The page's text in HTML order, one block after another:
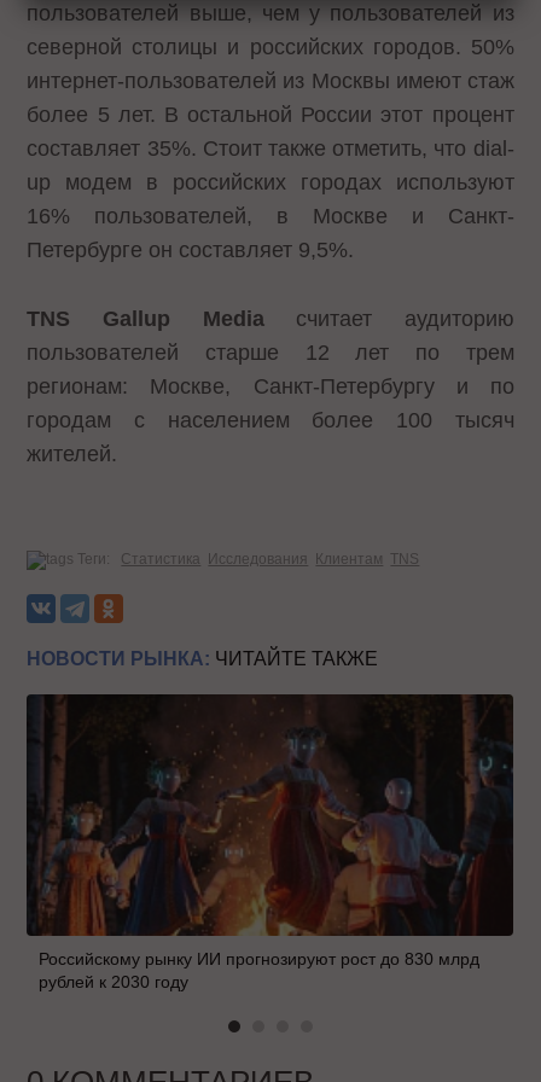
пользователей выше, чем у пользователей из
северной столицы и российских городов. 50%
интернет-пользователей из Москвы имеют стаж
более 5 лет. В остальной России этот процент
составляет 35%. Стоит также отметить, что dial-
up модем в российских городах используют
16% пользователей, в Москве и Санкт-
Петербурге он составляет 9,5%.
TNS Gallup Mediaсчитает аудиторию
пользователей старше 12 лет по трем
регионам: Москве, Санкт-Петербургу и по
городам с населением более 100 тысяч
жителей.
Теги: Статистика Исследования Клиентам TNS
НОВОСТИ РЫНКА: ЧИТАЙТЕ ТАКЖЕ
Российскому рынку ИИ прогнозируют рост до 830 млрд
рублей к 2030 году